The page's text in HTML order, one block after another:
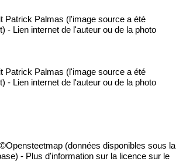
Patrick Palmas (l'image source a été
- Lien internet de l'auteur ou de la photo
Patrick Palmas (l'image source a été
- Lien internet de l'auteur ou de la photo
(données disponibles sous la
- Plus d'information sur la licence sur le